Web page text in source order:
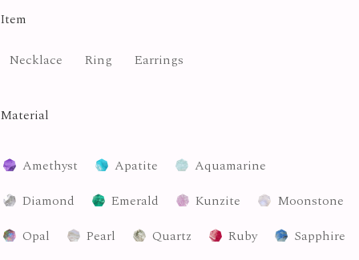
Item
Necklace Ring Earrings
Material
Amethyst Apatite
Aquamarine
Diamond
Emerald Kunzite
Moonstone
Opal
Pearl Quartz Ruby
Sapphire